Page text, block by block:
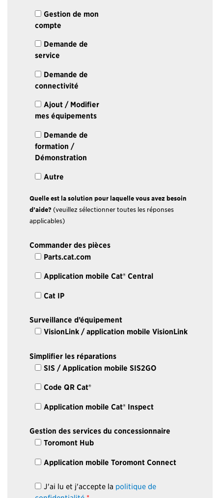
Gestion de mon
compte
Demande de
service
Demande de
connectivité
Ajout / Modifier
mes équipements
Demande de
formation /
Démonstration
Autre
Quelle est la solution pour laquelle vous avez besoin
d’aide? (veuillez sélectionner toutes les réponses
applicables)
Commander des pièces
Parts.cat.com
Application mobile Cat® Central
Cat IP
Surveillance d’équipement
VisionLink / application mobile VisionLink
Simplifier les réparations
SIS / Application mobile SIS2GO
Code QR Cat®
Application mobile Cat® Inspect
Gestion des services du concessionnaire
Toromont Hub
Application mobile Toromont Connect
J'ai lu et j'accepte la politique de